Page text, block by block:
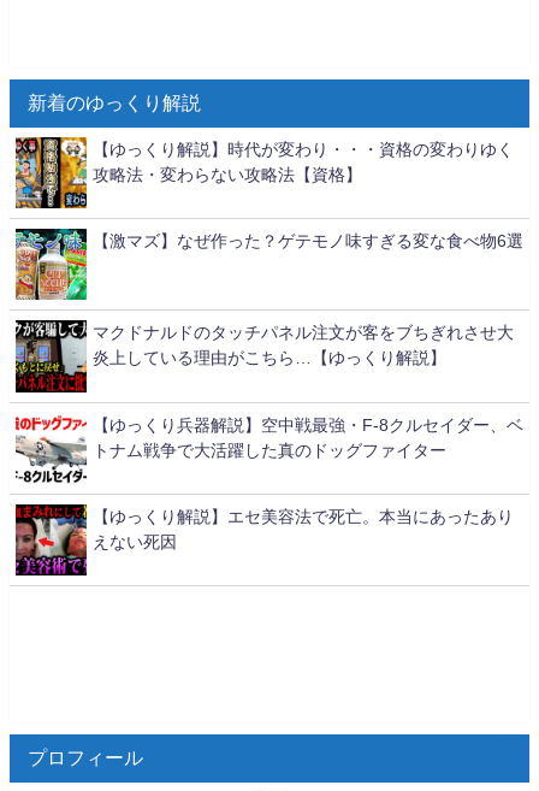
新着のゆっくり解説
【ゆっくり解説】時代が変わり・・・資格の変わりゆく
攻略法・変わらない攻略法【資格】
【激マズ】なぜ作った？ゲテモノ味すぎる変な食べ物6選
マクドナルドのタッチパネル注文が客をブちぎれさせ大
炎上している理由がこちら…【ゆっくり解説】
【ゆっくり兵器解説】空中戦最強・F-8クルセイダー、ベ
トナム戦争で大活躍した真のドッグファイター
【ゆっくり解説】エセ美容法で死亡。本当にあったあり
えない死因
プロフィール